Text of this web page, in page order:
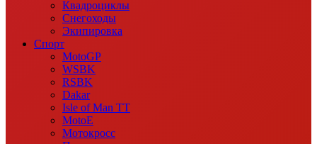
Квадроциклы
Снегоходы
Экипировка
Спорт
MotoGP
WSBK
RSBK
Dakar
Isle of Man TT
MotoE
Мотокросс